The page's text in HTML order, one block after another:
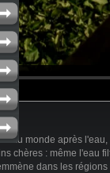
au monde après l'eau,
chères : même l'eau
dans les